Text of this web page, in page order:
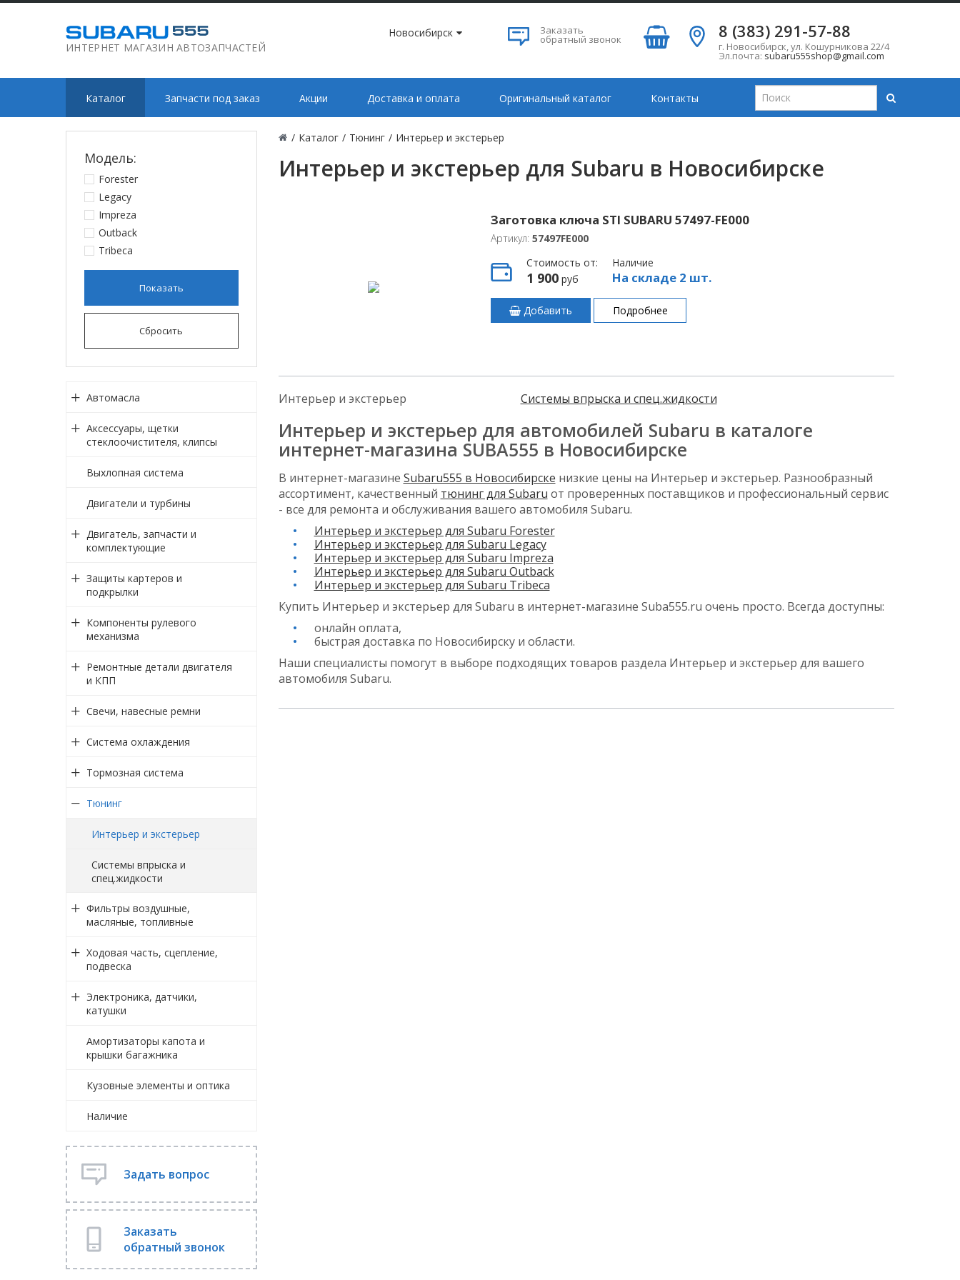
ИНТЕРНЕТ МАГАЗИН АВТОЗАПЧАСТЕЙ
Новосибирск Заказать
обратный звонок 8 (383) 291-57-88
г. Новосибирск,ул. Кошурникова 22/4
Эл.почта: subaru555shop@gmail.com
Каталог Запчасти под заказ Акции Доставка и оплата Оригинальный каталог Контакты
/ Каталог / Тюнинг / Интерьер и экстерьер
Интерьер и экстерьер для Subaru в Новосибирске
Модель:
Forester
Legacy
Impreza
Outback
Tribeca
Показать
Сбросить
Автомасла
Аксессуары, щетки
стеклоочистителя, клипсы
Выхлопная система
Двигатели и турбины
Двигатель, запчасти и
комплектующие
Защиты картеров и
подкрылки
Компоненты рулевого
механизма
Ремонтные детали двигателя
и КПП
Свечи, навесные ремни
Система охлаждения
Тормозная система
Тюнинг
Интерьер и экстерьер
Системы впрыска и
спец.жидкости
Фильтры воздушные,
масляные, топливные
Ходовая часть, сцепление,
подвеска
Электроника, датчики,
катушки
Амортизаторы капота и
крышки багажника
Кузовные элементы и оптика
Наличие
Задать вопрос
Заказать
обратный звонок
Заготовка ключа STI SUBARU 57497-FE000
Артикул: 57497FE000
Стоимость от:
1 900руб
Наличие
На складе 2 шт.
Добавить Подробнее
Интерьер и экстерьер Системы впрыска и спец.жидкости
Интерьер и экстерьер для автомобилей Subaru в каталоге
интернет-магазина SUBA555 в Новосибирске
В интернет-магазине Subaru555 в Новосибирске низкие цены на Интерьер и экстерьер. Разнообразный
ассортимент, качественный тюнинг для Subaru от проверенных поставщиков и профессиональный сервис
- все для ремонта и обслуживания вашего автомобиля Subaru.
Интерьер и экстерьер для Subaru Forester
Интерьер и экстерьер для Subaru Legacy
Интерьер и экстерьер для Subaru Impreza
Интерьер и экстерьер для Subaru Outback
Интерьер и экстерьер для Subaru Tribeca
Купить Интерьер и экстерьер для Subaru в интернет-магазине Suba555.ru очень просто. Всегда доступны:
онлайн оплата,
быстрая доставка по Новосибирску и области.
Наши специалисты помогут в выборе подходящих товаров раздела Интерьер и экстерьер для вашего
автомобиля Subaru.